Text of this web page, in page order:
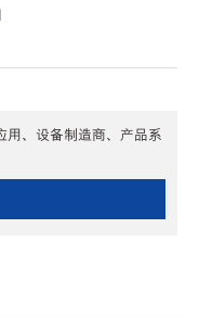
用、设备制造商、产品系